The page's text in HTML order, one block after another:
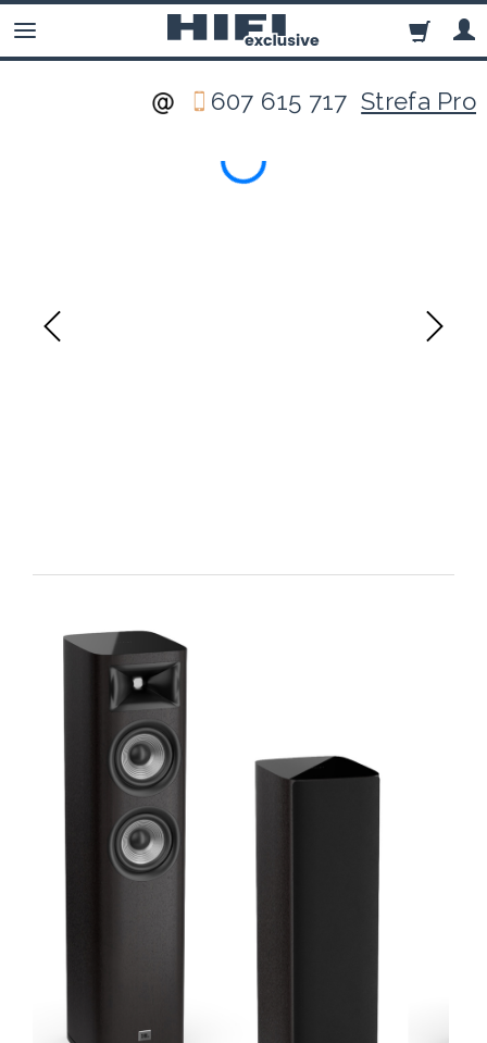
607 615 717Strefa Pro